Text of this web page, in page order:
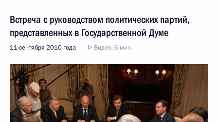
Встреча с руководством политических партий,
представленных в Государственной Думе
11 сентября 2010 года Видео, 6 мин.